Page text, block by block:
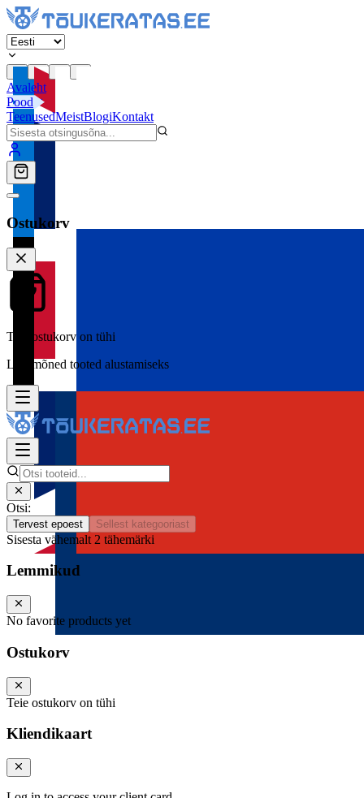
Avaleht
Pood
TeenusedMeistBlogiKontakt
Ostukorv
Teie ostukorv on tühi
Lisa mõned tooted alustamiseks
Otsi:
Tervest epoest Sellest kategooriast
Sisesta vähemalt 2 tähemärki
Lemmikud
No favorite products yet
Ostukorv
Teie ostukorv on tühi
Kliendikaart